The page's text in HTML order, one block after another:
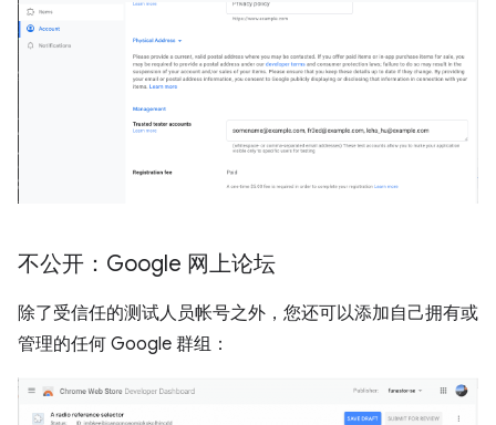
不公开：Google 网上论坛
除了受信任的测试人员帐号之外，您还可以添加自己拥有或
管理的任何 Google 群组：